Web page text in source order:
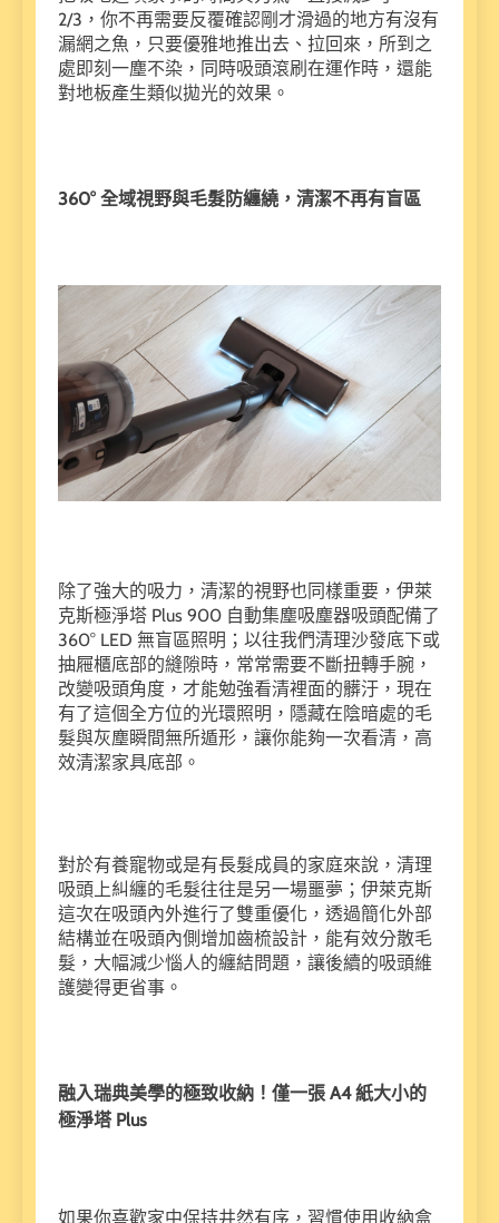
2/3，你不再需要反覆確認剛才滑過的地方有沒有
漏網之魚，只要優雅地推出去、拉回來，所到之
處即刻一塵不染，同時吸頭滾刷在運作時，還能
對地板產生類似拋光的效果。
360° 全域視野與毛髮防纏繞，清潔不再有盲區
除了強大的吸力，清潔的視野也同樣重要，伊萊
克斯極淨塔 Plus 900 自動集塵吸塵器吸頭配備了
360° LED 無盲區照明；以往我們清理沙發底下或
抽屜櫃底部的縫隙時，常常需要不斷扭轉手腕，
改變吸頭角度，才能勉強看清裡面的髒汙，現在
有了這個全方位的光環照明，隱藏在陰暗處的毛
髮與灰塵瞬間無所遁形，讓你能夠一次看清，高
效清潔家具底部。
對於有養寵物或是有長髮成員的家庭來說，清理
吸頭上糾纏的毛髮往往是另一場噩夢；伊萊克斯
這次在吸頭內外進行了雙重優化，透過簡化外部
結構並在吸頭內側增加齒梳設計，能有效分散毛
髮，大幅減少惱人的纏結問題，讓後續的吸頭維
護變得更省事。
融入瑞典美學的極致收納！僅一張 A4 紙大小的
極淨塔 Plus
如果你喜歡家中保持井然有序，習慣使用收納盒